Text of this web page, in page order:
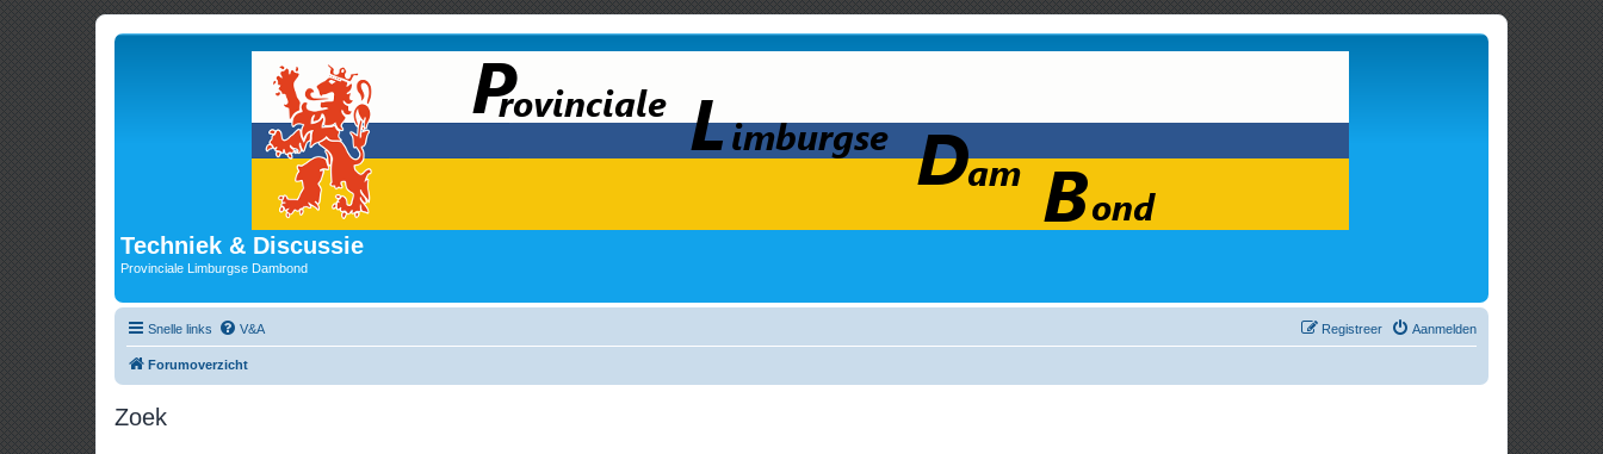
Techniek & Discussie
Provinciale Limburgse Dambond
Snelle links V&A Aanmelden
Registreer
Forumoverzicht
Zoek